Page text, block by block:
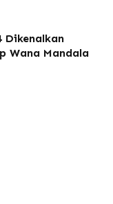
Dikenalkan
Wana Mandala